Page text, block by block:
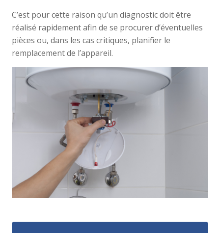
C’est pour cette raison qu’un diagnostic doit être
réalisé rapidement afin de se procurer d’éventuelles
pièces ou, dans les cas critiques, planifier le
remplacement de l’appareil.